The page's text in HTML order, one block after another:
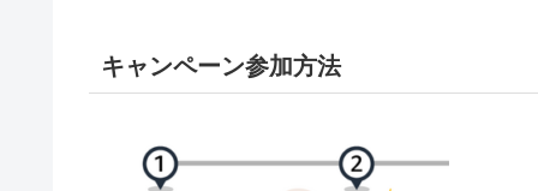
キャンペーン参加方法